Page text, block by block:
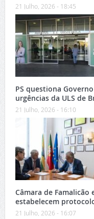
21 Julho, 2026 - 18:45
PS questiona
urgências da ULS de
21 Julho, 2026 - 16:10
Câmara de Famalicão
estabelecem
21 Julho, 2026 - 16:07